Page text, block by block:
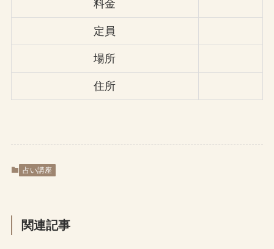
料金
定員
場所
住所
占い講座
関連記事